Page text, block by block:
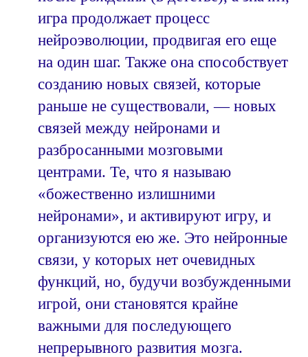
игра продолжает процесс
нейроэволюции, продвигая его еще
на один шаг. Также она способствует
созданию новых связей, которые
раньше не существовали, — новых
связей между нейронами и
разбросанными мозговыми
центрами. Те, что я называю
«божественно излишними
нейронами», и активируют игру, и
организуются ею же. Это нейронные
связи, у которых нет очевидных
функций, но, будучи возбужденными
игрой, они становятся крайне
важными для последующего
непрерывного развития мозга.